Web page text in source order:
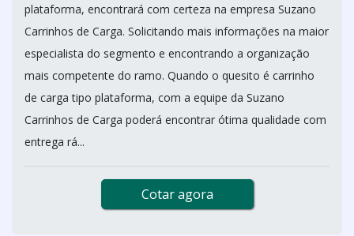
plataforma, encontrará com certeza na empresa Suzano
Carrinhos de Carga. Solicitando mais informações na maior
especialista do segmento e encontrando a organização
mais competente do ramo. Quando o quesito é carrinho
de carga tipo plataforma, com a equipe da Suzano
Carrinhos de Carga poderá encontrar ótima qualidade com
entrega rá...
Cotar agora